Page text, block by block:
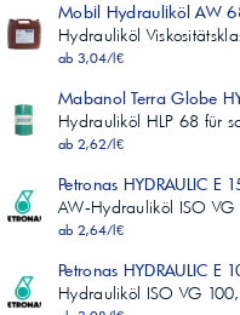
230
Pourpoint, °C
ASTM D 97
-30
Gesamtsäurezahl, mgKOH/g
0,40
FZG, Schadenskraftstufe
Min. 10
10
Mobil Hydrauliköl AW
Hydrauliköl
ab 3,04/l€
Mabanol Terra Globe
Hydrauliköl HLP 68 für
ab 2,62/l€
Petronas HYDRAULIC E
AW‑Hydrauliköl ISO
ab 2,64/l€
Petronas HYDRAULIC E
Hydrauliköl ISO VG